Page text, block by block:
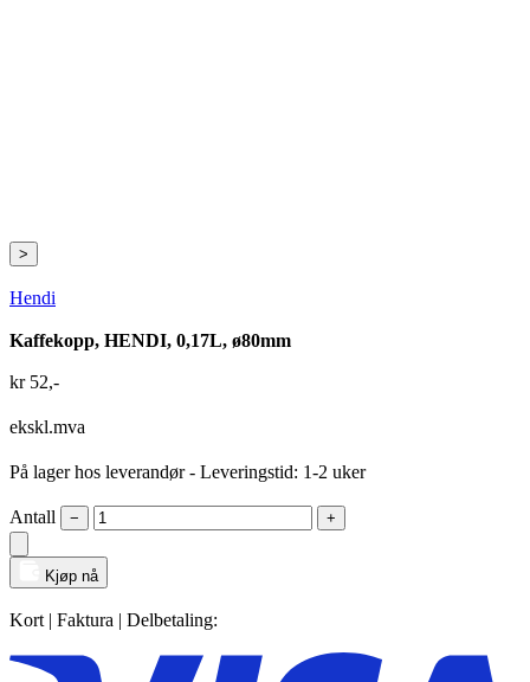
>
Hendi
Kaffekopp, HENDI, 0,17L, ø80mm
kr52,-
ekskl.mva
På lager hos leverandør- Leveringstid: 1-2 uker
Antall − +
Kjøp nå
Kort | Faktura | Delbetaling: